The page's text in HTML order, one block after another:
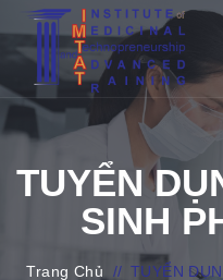
TUYỂN
SINH
Trang Chủ // TUYỂN